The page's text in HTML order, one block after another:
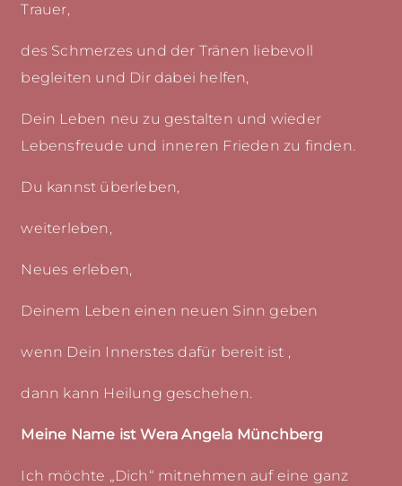
Trauer,
des Schmerzes und der Tränen liebevoll
begleiten und Dir dabei helfen,
Dein Leben neu zu gestalten und wieder
Lebensfreude und inneren Frieden zu finden.
Du kannst überleben,
weiterleben,
Neues erleben,
Deinem Leben einen neuen Sinn geben
wenn Dein Innerstes dafür bereit ist ,
dann kann Heilung geschehen.
Meine Name ist Wera Angela Münchberg
Ich möchte „Dich“ mitnehmen auf eine ganz